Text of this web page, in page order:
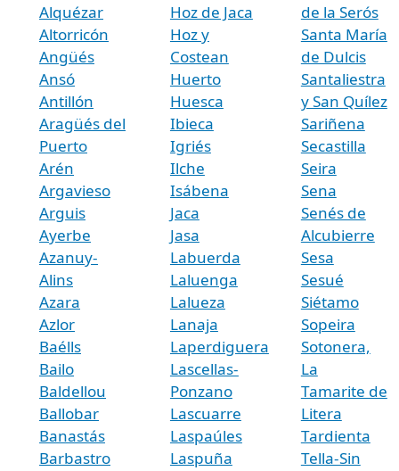
Alquézar
Altorricón
Angüés
Ansó
Antillón
Aragüés del
Puerto
Arén
Argavieso
Arguis
Ayerbe
Azanuy-
Alins
Azara
Azlor
Baélls
Bailo
Baldellou
Ballobar
Banastás
Barbastro
Hoz de Jaca
Hoz y
Costean
Huerto
Huesca
Ibieca
Igriés
Ilche
Isábena
Jaca
Jasa
Labuerda
Laluenga
Lalueza
Lanaja
Laperdiguera
Lascellas-
Ponzano
Lascuarre
Laspaúles
Laspuña
de la Serós
Santa María
de Dulcis
Santaliestra
y San Quílez
Sariñena
Secastilla
Seira
Sena
Senés de
Alcubierre
Sesa
Sesué
Siétamo
Sopeira
Sotonera,
La
Tamarite de
Litera
Tardienta
Tella-Sin